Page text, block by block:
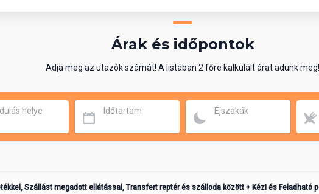
Árak és időpontok
Adja meg az utazók számát! A listában 2 főre kalkulált árat adunk meg!
helye Időtartam Éjszakák
Szállást megadott ellátással, Transfert reptér és szálloda között + Kézi és Feladható